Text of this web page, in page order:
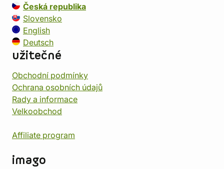
Česká republika
Slovensko
English
Deutsch
užitečné
Obchodní podmínky
Ochrana osobních údajů
Rady a informace
Velkoobchod
Affiliate program
imago